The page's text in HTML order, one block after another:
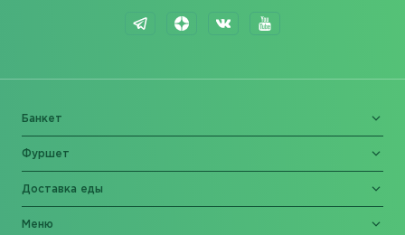
Банкет
Фуршет
Доставка еды
Меню